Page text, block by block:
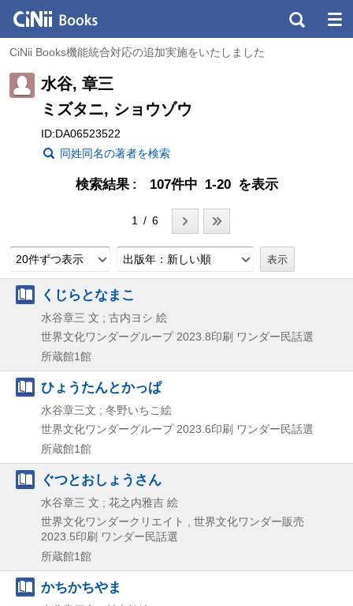
CiNii Books機能統合対応の追加実施をいたしました
水谷, 章三
ミズタニ, ショウゾウ
ID:DA06523522
同姓同名の著者を検索
検索結果 107件中 1-20 を表示
1 / 6
20件ずつ表示 出版年：新しい順
くじらとなまこ
水谷章三 文 ; 古内ヨシ 絵
世界文化ワンダーグループ 2023.8印刷 ワンダー民話選
所蔵館1館
ひょうたんとかっぱ
水谷章三文 ; 冬野いちこ絵
世界文化ワンダーグループ 2023.6印刷 ワンダー民話選
所蔵館1館
ぐつとおしょうさん
水谷章三 文 ; 花之内雅吉 絵
世界文化ワンダークリエイト , 世界文化ワンダー販売
2023.5印刷 ワンダー民話選
所蔵館1館
かちかちやま